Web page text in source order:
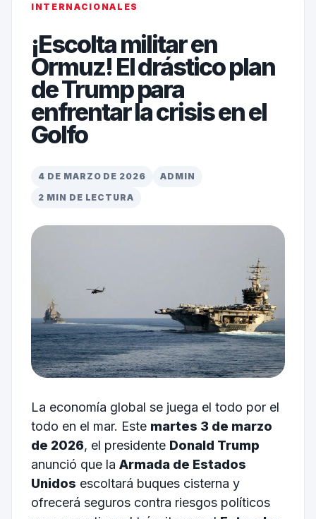
INTERNACIONALES
¡Escolta militar en
Ormuz! El drástico plan
de Trump para
enfrentar la crisis en el
Golfo
4 DE MARZO DE 2026
ADMIN
2 MIN DE LECTURA
La economía global se juega el todo por el
todo en el mar. Este martes 3 de marzo
de 2026, el presidente Donald Trump
anunció que la Armada de Estados
Unidos escoltará buques cisterna y
ofrecerá seguros contra riesgos políticos